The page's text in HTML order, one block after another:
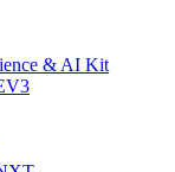
& AI Kit